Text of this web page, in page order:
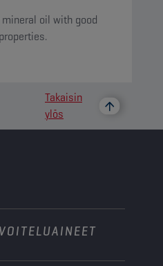
oil with good
Takaisin
ylös